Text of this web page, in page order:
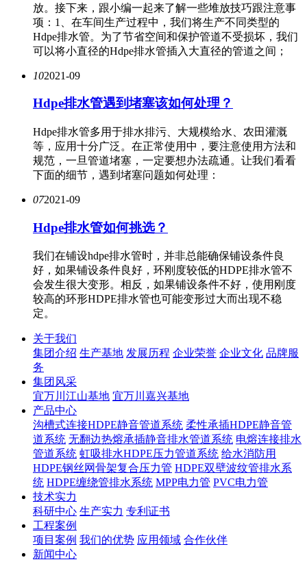
放。接下来，跟小编一起来了解一些堆放技巧跟注意事
项：1、在车间生产过程中，我们将生产不同类型的
Hdpe排水管。为了节省空间和保护管道不受损坏，我们
可以将小直径的Hdpe排水管插入大直径的管道之间；
102021-09
Hdpe排水管遇到堵塞该如何处理？
Hdpe排水管多用于排水排污、大规模给水、农田灌溉
等，应用十分广泛。在正常使用中，要注意使用方法和
规范，一旦管道堵塞，一定要想办法疏通。让我们看看
下面的细节，遇到堵塞问题如何处理：
072021-09
Hdpe排水管如何挑选？
我们在铺设hdpe排水管时，并非总能确保铺设条件良
好，如果铺设条件良好，环刚度较低的HDPE排水管不
会发生很大变形。相反，如果铺设条件不好，使用刚度
较高的环形HDPE排水管也可能变形过大而出现不稳
定。
关于我们
集团介绍 生产基地 发展历程 企业荣誉 企业文化 品牌服
务
集团风采
宜万川江山基地 宜万川嘉兴基地
产品中心
沟槽式连接HDPE静音管道系统 柔性承插HDPE静音管
道系统 无翻边热熔承插静音排水管道系统 电熔连接排水
管道系统 虹吸排水HDPE压力管道系统 给水消防用
HDPE钢丝网骨架复合压力管 HDPE双壁波纹管排水系
统 HDPE缠绕管排水系统 MPP电力管 PVC电力管
技术实力
科研中心 生产实力 专利证书
工程案例
项目案例 我们的优势 应用领域 合作伙伴
新闻中心